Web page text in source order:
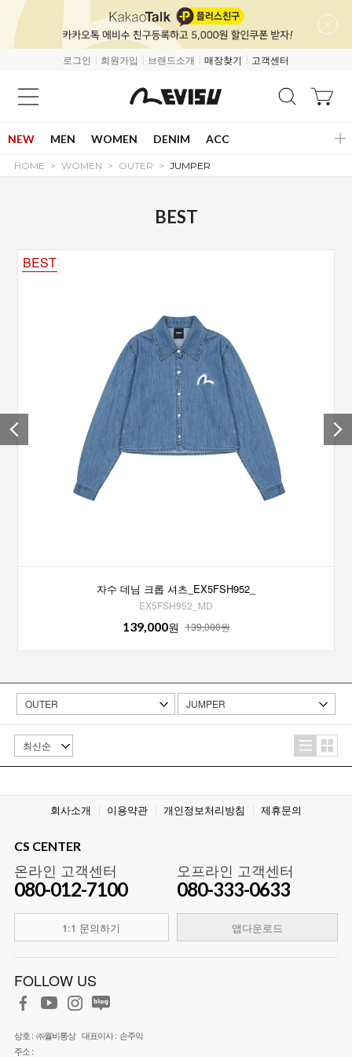
로그인 회원가입 브랜드소개 매장찾기 고객센터
NEW MEN WOMEN DENIM ACC
HOME WOMEN OUTER JUMPER
BEST
BEST
자수 데님 크롭 셔츠_EX5FSH952_
EX5FSH952_MD
139,000원 139,000원
회사소개 이용약관 개인정보처리방침 제휴문의
CS CENTER
온라인 고객센터
080-012-7100
1:1 문의하기
오프라인 고객센터
080-333-0633
앱다운로드
FOLLOW US
상호 : ㈜월비통상 대표이사 : 손주익
주소 :